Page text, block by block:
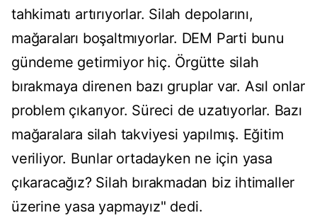
tahkimatı artırıyorlar. Silah depolarını,
mağaraları boşaltmıyorlar. DEM Parti bunu
gündeme getirmiyor hiç. Örgütte silah
bırakmaya direnen bazı gruplar var. Asıl onlar
problem çıkarıyor. Süreci de uzatıyorlar. Bazı
mağaralara silah takviyesi yapılmış. Eğitim
veriliyor. Bunlar ortadayken ne için yasa
çıkaracağız? Silah bırakmadan biz ihtimaller
üzerine yasa yapmayız" dedi.